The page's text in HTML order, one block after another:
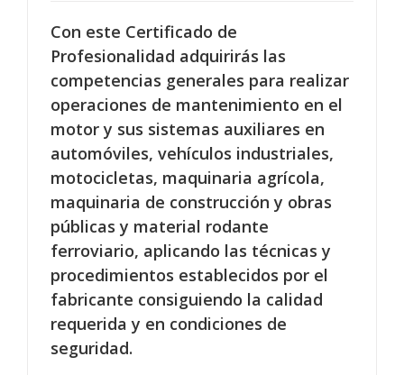
Con este Certificado de
Profesionalidad adquirirás las
competencias generales para realizar
operaciones de mantenimiento en el
motor y sus sistemas auxiliares en
automóviles, vehículos industriales,
motocicletas, maquinaria agrícola,
maquinaria de construcción y obras
públicas y material rodante
ferroviario, aplicando las técnicas y
procedimientos establecidos por el
fabricante consiguiendo la calidad
requerida y en condiciones de
seguridad.